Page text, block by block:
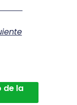
de la